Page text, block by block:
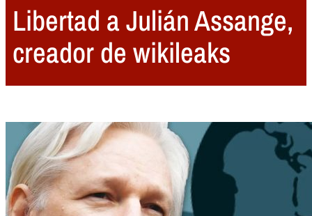
Libertad a Julián Assange,
creador de wikileaks